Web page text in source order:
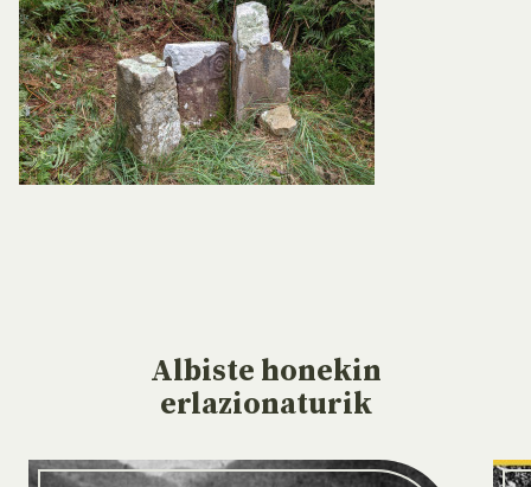
Albiste honekin
erlazionaturik